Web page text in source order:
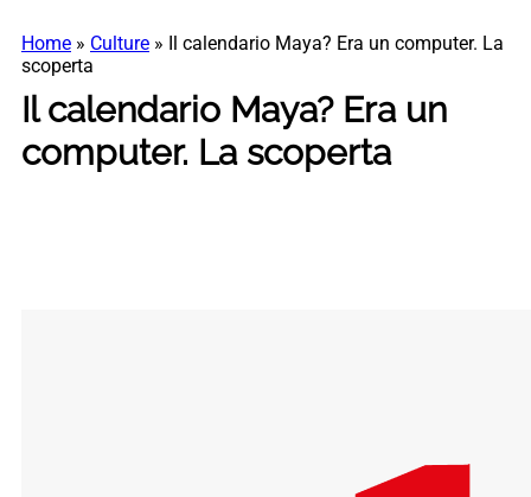
Home » Culture »
Il calendario Maya? Era un computer. La
scoperta
Il calendario Maya? Era un
computer. La scoperta